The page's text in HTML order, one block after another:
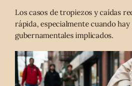
Los casos de tropiezos y caídas
rápida, especialmente cuando
gubernamentales implicados.